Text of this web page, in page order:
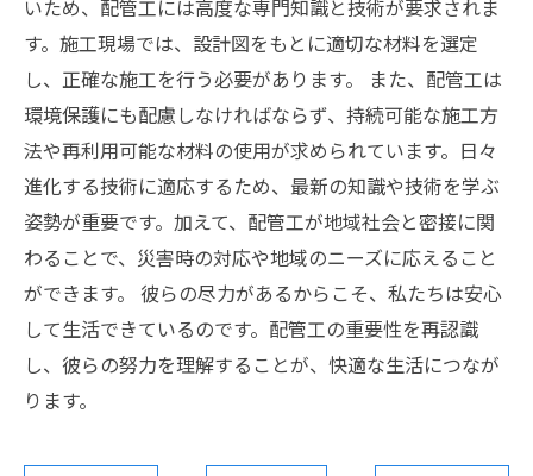
いため、配管工には高度な専門知識と技術が要求されま
す。施工現場では、設計図をもとに適切な材料を選定
し、正確な施工を行う必要があります。 また、配管工は
環境保護にも配慮しなければならず、持続可能な施工方
法や再利用可能な材料の使用が求められています。日々
進化する技術に適応するため、最新の知識や技術を学ぶ
姿勢が重要です。加えて、配管工が地域社会と密接に関
わることで、災害時の対応や地域のニーズに応えること
ができます。 彼らの尽力があるからこそ、私たちは安心
して生活できているのです。配管工の重要性を再認識
し、彼らの努力を理解することが、快適な生活につなが
ります。